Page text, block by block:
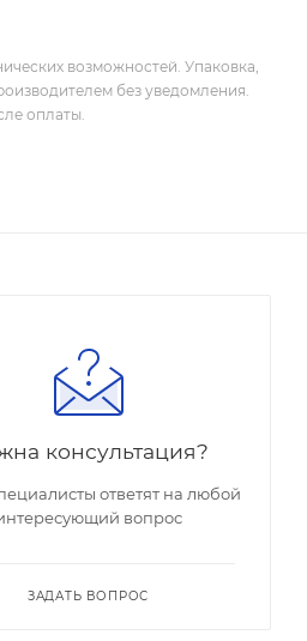
возможностей. Упаковка,
без уведомления.
оплаты.
консультация?
ответят на любой
вопрос
ЗАДАТЬ ВОПРОС